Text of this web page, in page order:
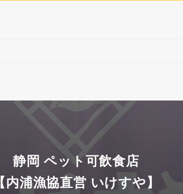
静岡 ペット可飲食店
【内浦漁協直営 いけすや】